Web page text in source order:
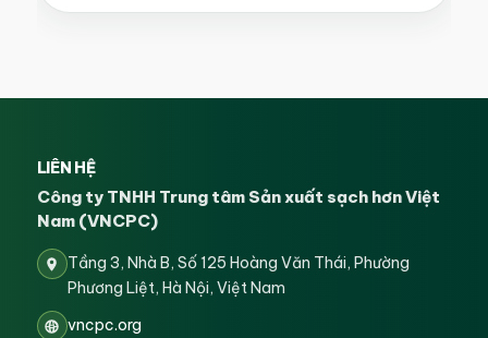
LIÊN HỆ
Công ty TNHH Trung tâm Sản xuất sạch hơn Việt
Nam (VNCPC)
Tầng 3, Nhà B, Số 125 Hoàng Văn Thái, Phường
Phương Liệt, Hà Nội, Việt Nam
vncpc.org